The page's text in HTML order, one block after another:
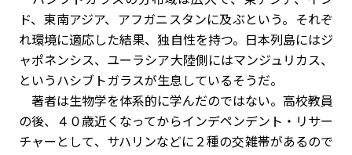
ド、東南アジア、アフガニスタンに及ぶという。それぞ
れ環境に適応した結果、独自性を持つ。日本列島にはジ
ャポネンシス、ユーラシア大陸側にはマンジュリカス、
というハシブトガラスが生息しているそうだ。
著者は生物学を体系的に学んだのではない。高校教員
の後、４０歳近くなってからインデペンデント・リサー
チャーとして、サハリンなどに２種の交雑帯があるので